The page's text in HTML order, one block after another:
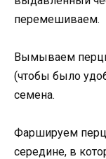
перемешиваем.
Вымываем
(чтобы было
семена.
Фаршируем
середине, в